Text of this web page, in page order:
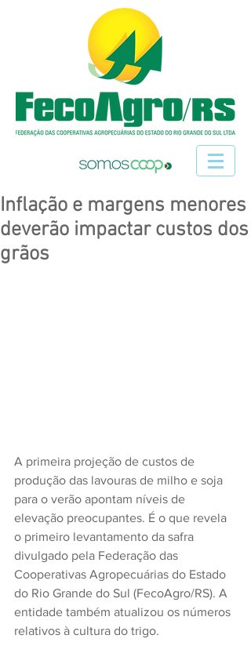
Inflação e margens menores
deverão impactar custos dos
grãos
A primeira projeção de custos de
produção das lavouras de milho e soja
para o verão apontam níveis de
elevação preocupantes. É o que revela
o primeiro levantamento da safra
divulgado pela Federação das
Cooperativas Agropecuárias do Estado
do Rio Grande do Sul (FecoAgro/RS). A
entidade também atualizou os números
relativos à cultura do trigo.